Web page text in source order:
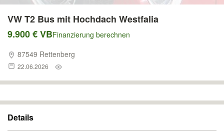
VW T2 Bus mit Hochdach Westfalia
9.900 € VBFinanzierung berechnen
87549 Rettenberg
22.06.2026
Details